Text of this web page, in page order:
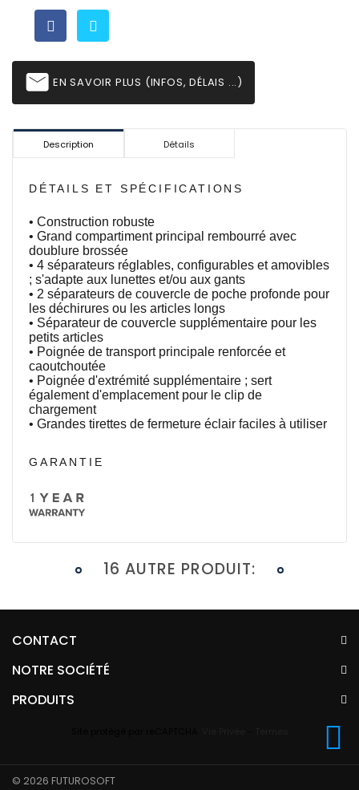
email EN SAVOIR PLUS (INFOS, DÉLAIS ...)
Description Détails
DÉTAILS ET SPÉCIFICATIONS
• Construction robuste
• Grand compartiment principal rembourré avec
doublure brossée
• 4 séparateurs réglables, configurables et amovibles
; s'adapte aux lunettes et/ou aux gants
• 2 séparateurs de couvercle de poche profonde pour
les déchirures ou les articles longs
• Séparateur de couvercle supplémentaire pour les
petits articles
• Poignée de transport principale renforcée et
caoutchoutée
• Poignée d'extrémité supplémentaire ; sert
également d'emplacement pour le clip de
chargement
• Grandes tirettes de fermeture éclair faciles à utiliser
GARANTIE
16 AUTRE PRODUIT:
CONTACT
NOTRE SOCIÉTÉ
PRODUITS
© 2026 FUTUROSOFT